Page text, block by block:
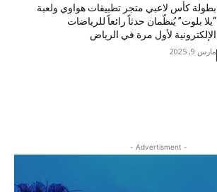
بطولة كأس لاعبي متجر تطبيقات هواوي ولعبة
“يلا بلوت” يُنظّمان حدثاً رائعاً للرياضات
الإلكترونية لأول مرة في الرياض
مارس 9, 2025
- Advertisment -